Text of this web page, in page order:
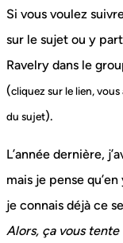
Si vous voulez
sur le sujet ou y
Ravelry dans le
(cliquez sur le lien,
du sujet).
L’année dernière,
mais je pense
je connais déjà ce
Alors, ça vous tente